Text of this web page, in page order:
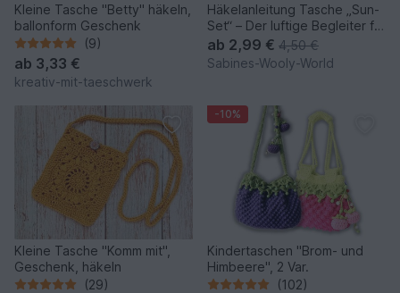
Kleine Tasche "Betty" häkeln,
ballonform Geschenk
(9)
ab 3,33 €
kreativ-mit-taeschwerk
Häkelanleitung Tasche „Sun-
Set“ – Der luftige Begleiter für
Strand & Stadt
ab 2,99 € 4,50 €
Sabines-Wooly-World
Kleine Tasche "Komm mit",
Geschenk, häkeln
(29)
-10%
Kindertaschen "Brom- und
Himbeere", 2 Var.
(102)